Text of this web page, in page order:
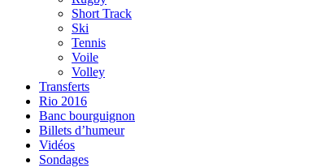
Short Track
Ski
Tennis
Voile
Volley
Transferts
Rio 2016
Banc bourguignon
Billets d’humeur
Vidéos
Sondages